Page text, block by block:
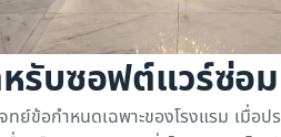
บซอฟต์แวร์ซ่อม
ย์ข้อกำหนดเฉพาะของโรงแรม เมื่อป